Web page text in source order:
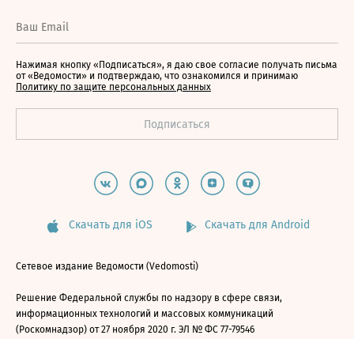
Нажимая кнопку «Подписаться», я даю свое согласие получать письма
от «Ведомости» и подтверждаю, что ознакомился и принимаю
Политику по защите персональных данных
Скачать для iOS Скачать для Android
Сетевое издание Ведомости (Vedomosti)
Решение Федеральной службы по надзору в сфере связи,
информационных технологий и массовых коммуникаций
(Роскомнадзор) от 27 ноября 2020 г. ЭЛ № ФС 77-79546